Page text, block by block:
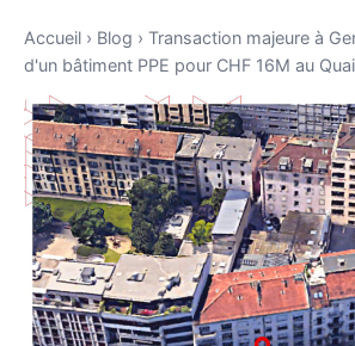
Accueil › Blog › Transaction majeure à
d'un bâtiment PPE pour CHF 16M au